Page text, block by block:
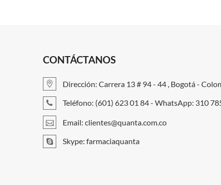
CONTÁCTANOS
Dirección: Carrera 13 # 94 - 44 , Bogotá -
Teléfono: (601) 623 01 84 - WhatsApp: 310
Email: clientes@quanta.com.co
Skype: farmaciaquanta